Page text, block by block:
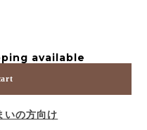
available
いの方向け